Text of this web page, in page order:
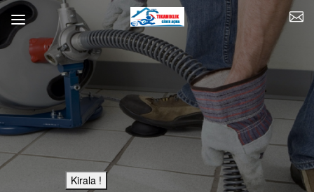
Bu Reklam Sayfası Kiralıktır.
Kirala !